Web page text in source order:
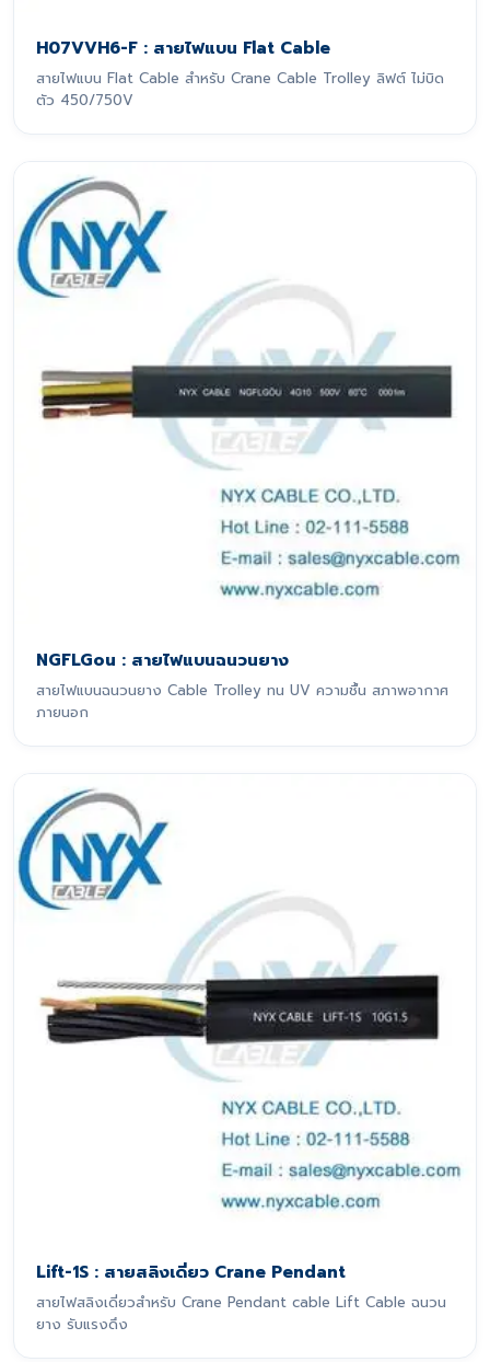
H07VVH6-F : สายไฟแบน Flat Cable
สายไฟแบน Flat Cable สำหรับ Crane Cable Trolley ลิฟต์ ไม่บิด
ตัว 450/750V
NGFLGou : สายไฟแบนฉนวนยาง
สายไฟแบนฉนวนยาง Cable Trolley ทน UV ความชื้น สภาพอากาศ
ภายนอก
Lift-1S : สายสลิงเดี่ยว Crane Pendant
สายไฟสลิงเดี่ยวสำหรับ Crane Pendant cable Lift Cable ฉนวน
ยาง รับแรงดึง